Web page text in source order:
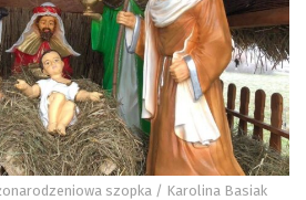
szopka / Karolina Basiak